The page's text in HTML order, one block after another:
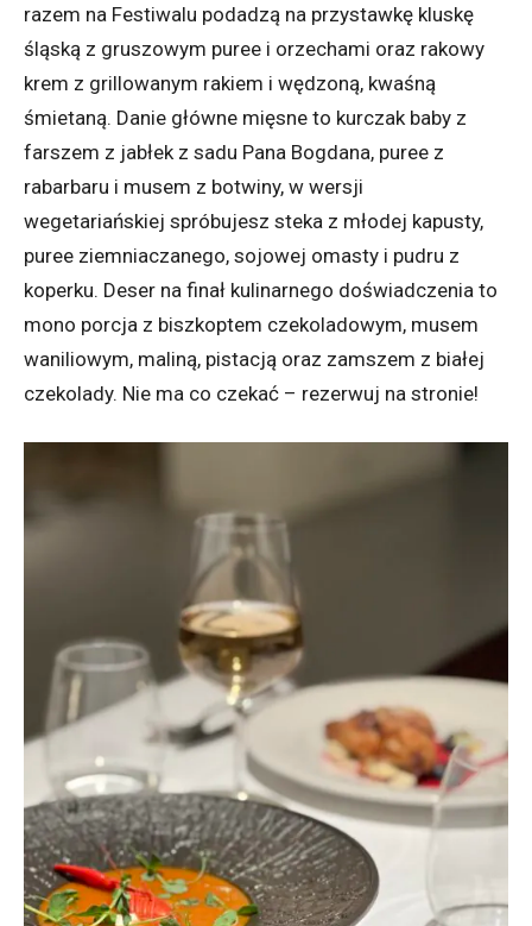
razem na Festiwalu podadzą na przystawkę kluskę
śląską z gruszowym puree i orzechami oraz rakowy
krem z grillowanym rakiem i wędzoną, kwaśną
śmietaną. Danie główne mięsne to kurczak baby z
farszem z jabłek z sadu Pana Bogdana, puree z
rabarbaru i musem z botwiny, w wersji
wegetariańskiej spróbujesz steka z młodej kapusty,
puree ziemniaczanego, sojowej omasty i pudru z
koperku. Deser na finał kulinarnego doświadczenia to
mono porcja z biszkoptem czekoladowym, musem
waniliowym, maliną, pistacją oraz zamszem z białej
czekolady. Nie ma co czekać – rezerwuj na stronie!